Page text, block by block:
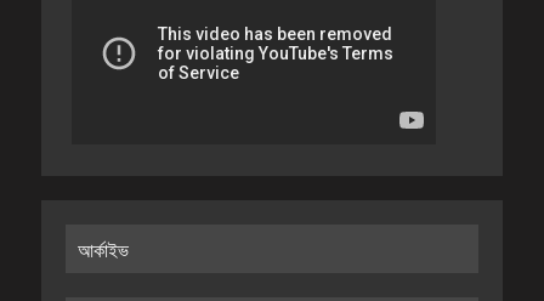
আর্কাইভ